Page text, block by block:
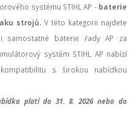
systému STIHL AP - baterie
strojů. V této kategorii najdete
baterie řady AP za
systém STIHL AP nabízí
s širokou nabídkou
platí do 31. 8. 2026 nebo do